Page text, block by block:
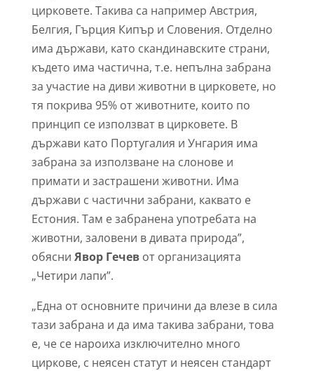
цирковете. Такива са например Австрия,
Белгия, Гърция Кипър и Словения. Отделно
има държави, като скандинавските страни,
където има частична, т.е. непълна забрана
за участие на диви животни в цирковете, но
тя покрива 95% от животните, които по
принцип се използват в цирковете. В
държави като Португалия и Унгария има
забрана за използване на слонове и
примати и застрашени животни. Има
държави с частични забрани, каквато е
Естония. Там е забранена употребата на
животни, заловени в дивата природа”,
обясни Явор Гечевот организацията
„Четири лапи”.
„Една от основните причини да влезе в сила
тази забрана и да има такива забрани, това
е, че се нароиха изключително много
циркове, с неясен статут и неясен стандарт